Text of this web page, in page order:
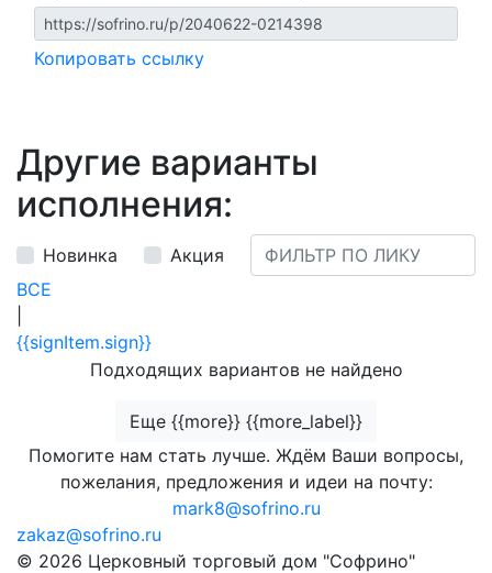
Копировать ссылку
Другие варианты
исполнения:
Новинка
Акция
ВСЕ
{{signItem.sign}}
Подходящих вариантов не найдено
Еще {{more}} {{more_label}}
Помогите нам стать лучше. Ждём Ваши вопросы,
пожелания, предложения и идеи на почту:
mark8@sofrino.ru
zakaz@sofrino.ru
© 2026 Церковный торговый дом "Софрино"